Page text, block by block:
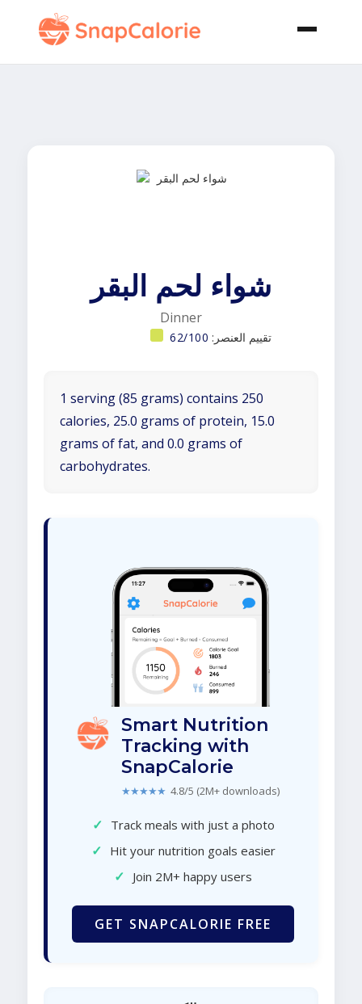
شواء لحم البقر
Dinner
تقييم العنصر: 62/100
1 serving (85 grams) contains 250
calories, 25.0 grams of protein, 15.0
grams of fat, and 0.0 grams of
carbohydrates.
Smart Nutrition
Tracking with
SnapCalorie
★★★★★ 4.8/5 (2M+ downloads)
✓ Track meals with just a photo
✓ Hit your nutrition goals easier
✓ Join 2M+ happy users
GET SNAPCALORIE FREE